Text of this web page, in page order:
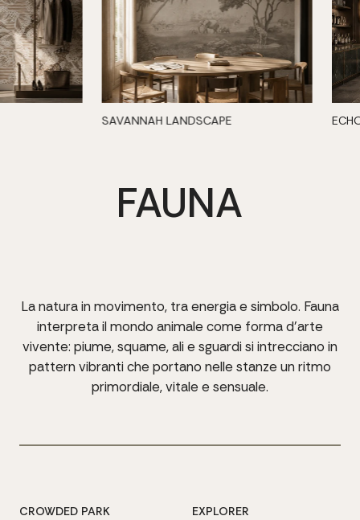
SAVANNAH LANDSCAPE
FAUNA
Lanaturainmovimento, traenergiae simbolo. Fauna
interpretailmondo animale come formad’arte
vivente: piume,squame,alie sguardisiintrecciano in
patternvibrantiche portano nelle stanze unritmo
primordiale,vitale e sensuale.
CROWDED PARK EXPLORER